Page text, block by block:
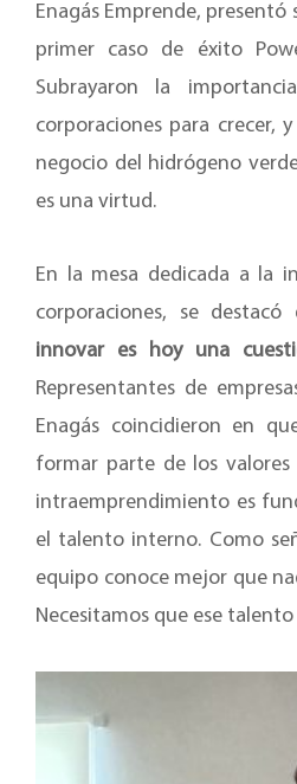
Enagás Emprende, presentó
primer caso de éxito
Subrayaron la
corporaciones para crecer,
negocio del hidrógeno
es una virtud.
En la mesa dedicada a la
corporaciones, se destacó
innovar es hoy una
Representantes de
Enagás coincidieron en
formar parte de los
intraemprendimiento es
el talento interno. Como
equipo conoce mejor que
Necesitamos que ese talento